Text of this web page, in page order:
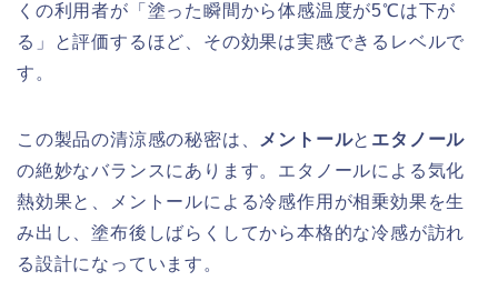
くの利用者が「塗った瞬間から体感温度が5℃は下が
る」と評価するほど、その効果は実感できるレベルで
す。
この製品の清涼感の秘密は、 メントールと エタノール
の絶妙なバランスにあります。エタノールによる気化
熱効果と、メントールによる冷感作用が相乗効果を生
み出し、塗布後しばらくしてから本格的な冷感が訪れ
る設計になっています。